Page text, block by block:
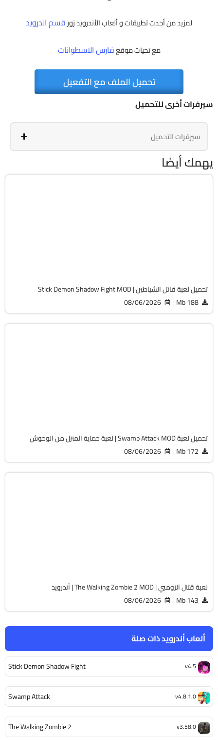
ألعاب أندرويد ذات صلة
Stick Demon Shadow Fight v4.5
Swamp Attack v4.8.1.0
The Walking Zombie 2 v3.58.0
لمزيد من أحدث تطبيقات و ألعاب الأندرويد زورقسم اندرويد
مع تحيات موقعفارس الاسطوانات
تحميل الملف مع التفعيل
سيرفرات أخرى للتحميل
سيرفرات التحميل
يهمك أيضًا
تحميل لعبة قاتل الشياطين | Stick Demon Shadow Fight MOD
188 Mb
08/06/2026
تحميل لعبة Swamp Attack MOD | لعبة حماية المنزل من الوحوش
172 Mb
08/06/2026
لعبة قتال الزومبي | The Walking Zombie 2 MOD | أندرويد
143 Mb
08/06/2026